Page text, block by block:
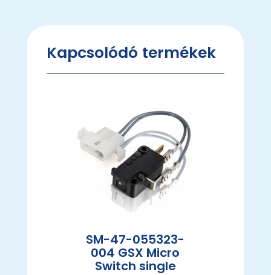
Kapcsolódó termékek
SM-47-055323-
004 GSX Micro
Switch single